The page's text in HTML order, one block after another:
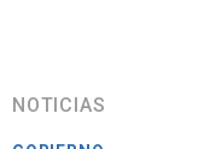
NOTICIAS